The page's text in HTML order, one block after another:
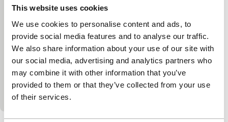
This website uses cookies
We use cookies to personalise content and ads, to
provide social media features and to analyse our traffic.
We also share information about your use of our site with
our social media, advertising and analytics partners who
may combine it with other information that you’ve
provided to them or that they’ve collected from your use
of their services.
Deze inhoud is beschikbaar na het accepteren
van de marketingcookies.
Cookie-instellingen wijzigen
Bekijk op YouTube
Ingesloten inhoud van YouTube overgeslagen.